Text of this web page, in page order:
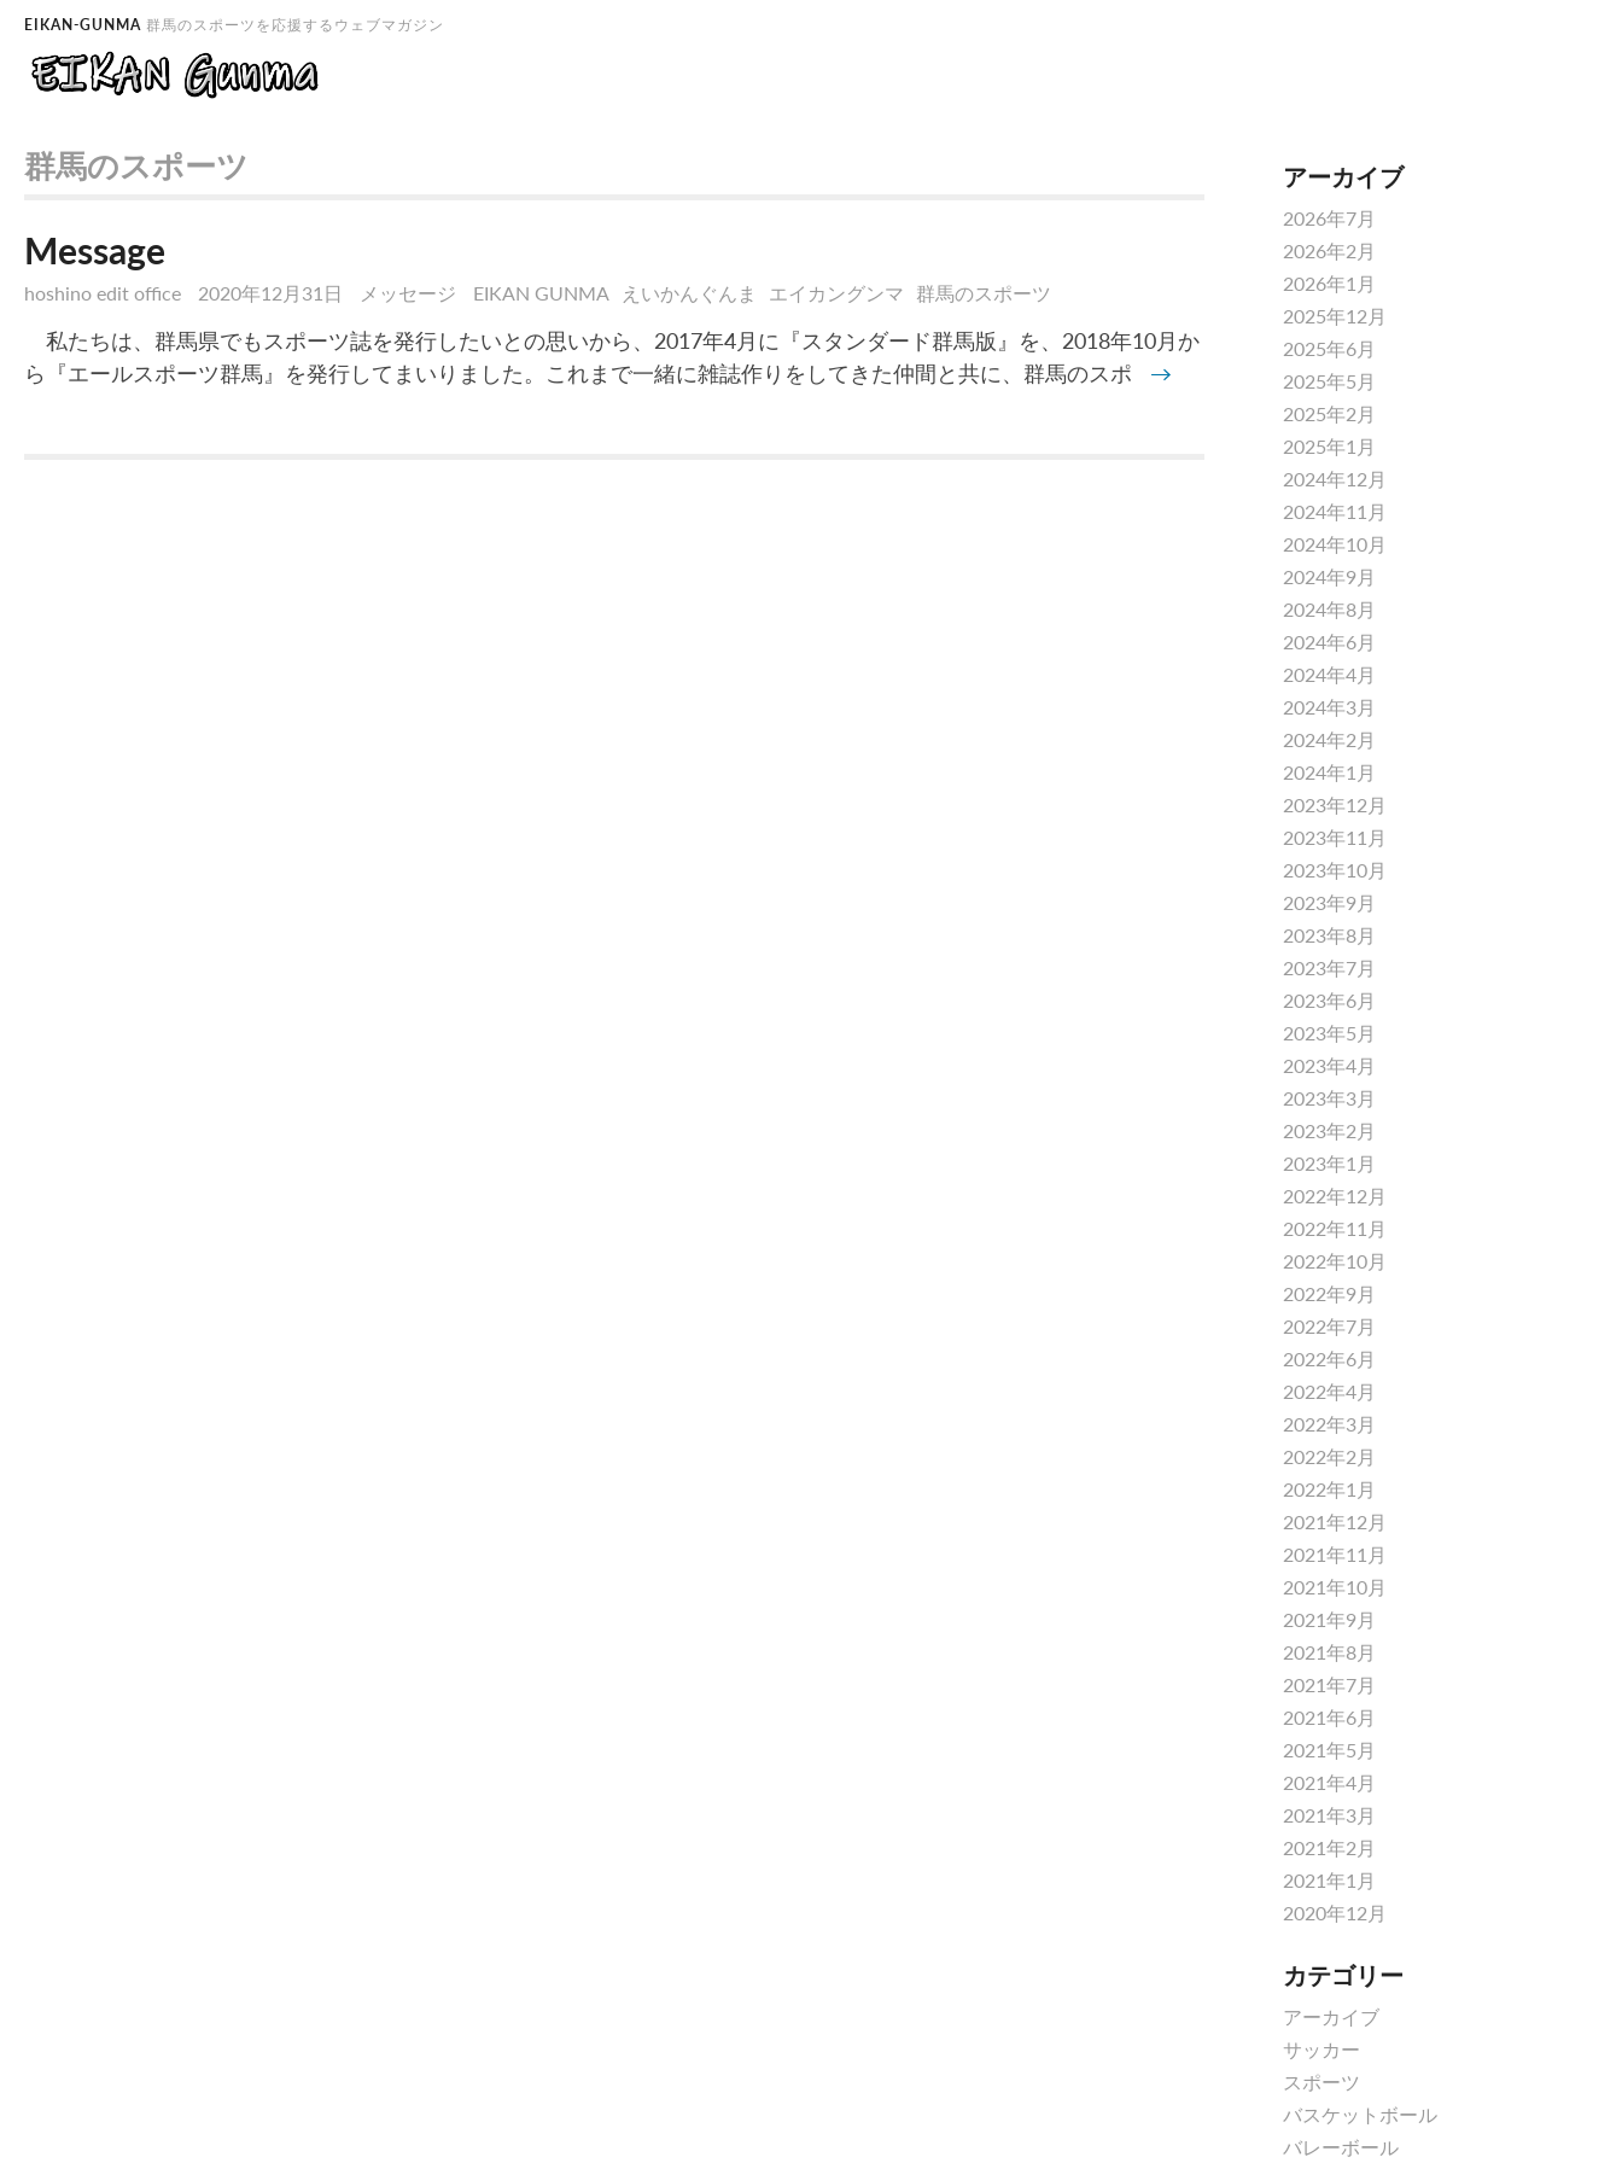
EIKAN-GUNMA 群馬のスポーツを応援するウェブマガジン
群馬のスポーツ
Message
hoshino edit office 2020年12月31日 メッセージ EIKAN GUNMA えいかんぐんま エイカングンマ 群馬のスポーツ
私たちは、群馬県でもスポーツ誌を発行したいとの思いから、2017年4月に『スタンダード群馬版』を、2018年10月か
ら『エールスポーツ群馬』を発行してまいりました。これまで一緒に雑誌作りをしてきた仲間と共に、群馬のスポ →
アーカイブ
2026年7月
2026年2月
2026年1月
2025年12月
2025年6月
2025年5月
2025年2月
2025年1月
2024年12月
2024年11月
2024年10月
2024年9月
2024年8月
2024年6月
2024年4月
2024年3月
2024年2月
2024年1月
2023年12月
2023年11月
2023年10月
2023年9月
2023年8月
2023年7月
2023年6月
2023年5月
2023年4月
2023年3月
2023年2月
2023年1月
2022年12月
2022年11月
2022年10月
2022年9月
2022年7月
2022年6月
2022年4月
2022年3月
2022年2月
2022年1月
2021年12月
2021年11月
2021年10月
2021年9月
2021年8月
2021年7月
2021年6月
2021年5月
2021年4月
2021年3月
2021年2月
2021年1月
2020年12月
カテゴリー
アーカイブ
サッカー
スポーツ
バスケットボール
バレーボール